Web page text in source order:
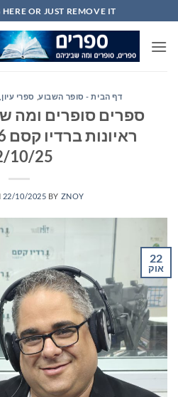
to
content
OR JUST REMOVE IT...
דף הבית - סופר השבוע, ספרי
ספרים סופרים ומה
10/25
22/10/2025 BY ZNOY
22
אוק